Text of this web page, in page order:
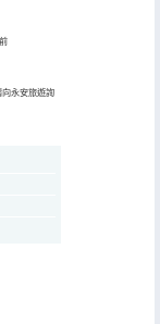
永安旅遊詢